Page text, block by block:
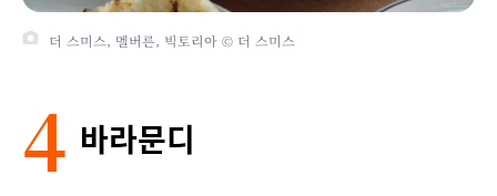
더 스미스, 멜버른, 빅토리아 © 더 스미스
4 바라문디